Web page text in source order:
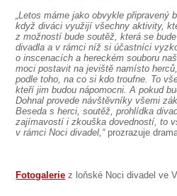
„Letos máme jako obvykle připravený
když diváci využijí všechny aktivity,
z možností bude soutěž, která se
divadla a v rámci níž si účastníci
o inscenacích a hereckém souboru
moci postavit na jeviště namísto
podle toho, na co si kdo troufne. To
kteří jim budou nápomocni. A pokud
Dohnal provede návštěvníky všemi
Beseda s herci, soutěž, prohlídka
zajímavostí i zkouška dovedností, to
v rámci Noci divadel,“ prozrazuje
Fotogalerie z loňské Noci divadel ve